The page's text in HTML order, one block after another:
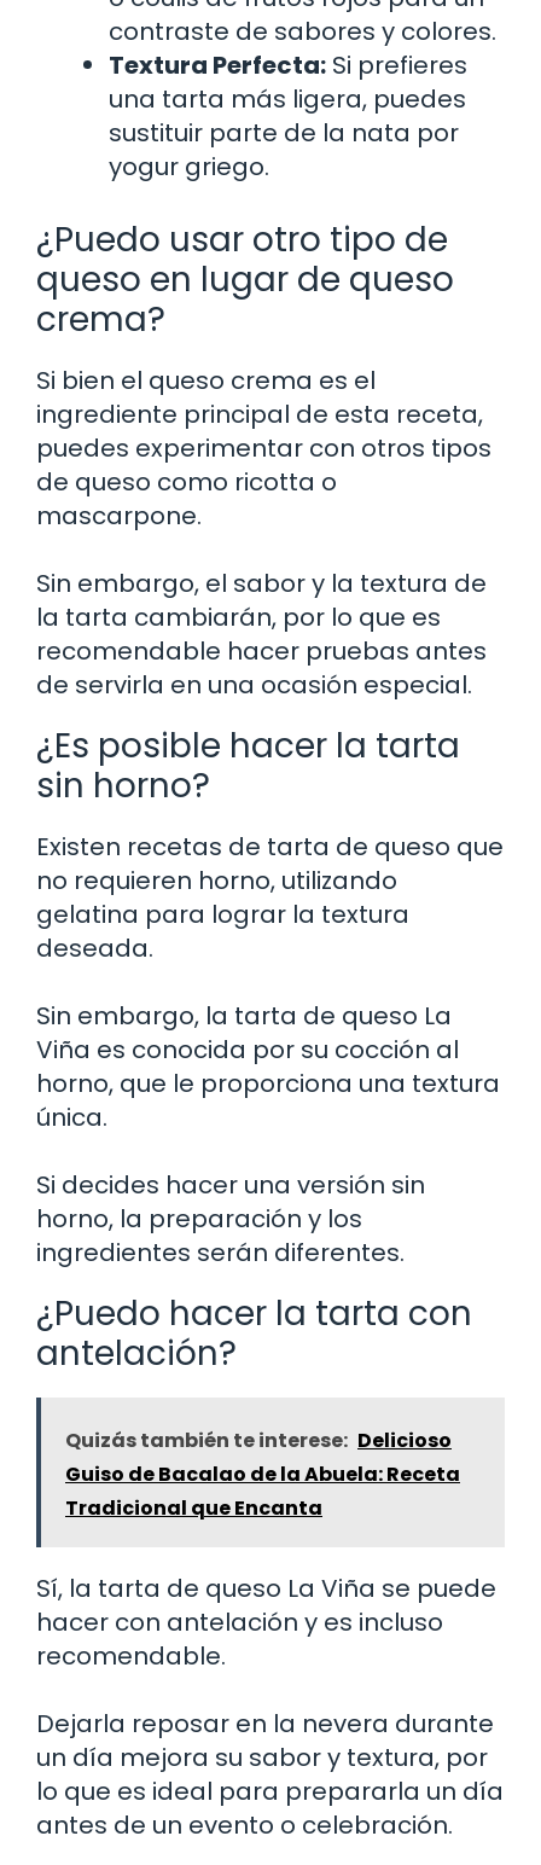
contraste de sabores y colores.
Textura Perfecta: Si prefieres
una tarta más ligera, puedes
sustituir parte de la nata por
yogur griego.
¿Puedo usar otro tipo de
queso en lugar de queso
crema?
Si bien el queso crema es el
ingrediente principal de esta receta,
puedes experimentar con otros tipos
de queso como ricotta o
mascarpone.
Sin embargo, el sabor y la textura de
la tarta cambiarán, por lo que es
recomendable hacer pruebas antes
de servirla en una ocasión especial.
¿Es posible hacer la tarta
sin horno?
Existen recetas de tarta de queso que
no requieren horno, utilizando
gelatina para lograr la textura
deseada.
Sin embargo, la tarta de queso La
Viña es conocida por su cocción al
horno, que le proporciona una textura
única.
Si decides hacer una versión sin
horno, la preparación y los
ingredientes serán diferentes.
¿Puedo hacer la tarta con
antelación?
Quizás también te interese: Delicioso
Guiso de Bacalao de la Abuela: Receta
Tradicional que Encanta
Sí, la tarta de queso La Viña se puede
hacer con antelación y es incluso
recomendable.
Dejarla reposar en la nevera durante
un día mejora su sabor y textura, por
lo que es ideal para prepararla un día
antes de un evento o celebración.